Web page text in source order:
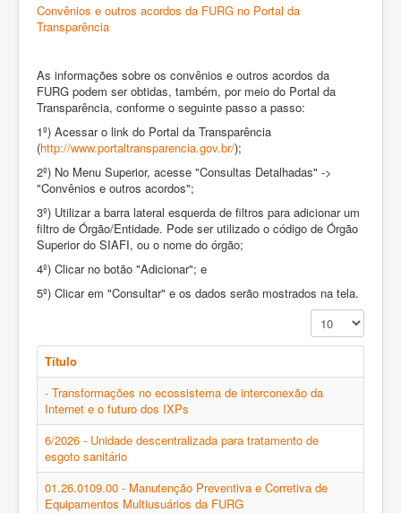
Convênios e outros acordos da FURG no Portal da
Transparência
As informações sobre os convênios e outros acordos da
FURG podem ser obtidas, também, por meio do Portal da
Transparência, conforme o seguinte passo a passo:
1º) Acessar o link do Portal da Transparência
(http://www.portaltransparencia.gov.br/);
2º) No Menu Superior, acesse "Consultas Detalhadas" ->
"Convênios e outros acordos";
3º) Utilizar a barra lateral esquerda de filtros para adicionar um
filtro de Órgão/Entidade. Pode ser utilizado o código de Órgão
Superior do SIAFI, ou o nome do órgão;
4º) Clicar no botão "Adicionar"; e
5º) Clicar em "Consultar" e os dados serão mostrados na tela.
Exibir #
Título
- Transformações no ecossistema de interconexão da
Internet e o futuro dos IXPs
6/2026 - Unidade descentralizada para tratamento de
esgoto sanitário
01.26.0109.00 - Manutenção Preventiva e Corretiva de
Equipamentos Multiusuários da FURG